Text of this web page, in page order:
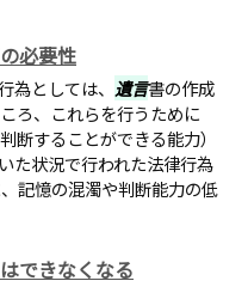
必要性
為としては、 遺言書の作成
ろ、これらを行うために
断することができる能力）
た状況で行われた法律行為
記憶の混濁や判断能力の低
できなくなる